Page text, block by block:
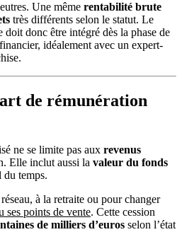
Une même rentabilité brute
très différents selon le statut. Le
donc être intégré dès la phase de
idéalement avec un expert-
de rémunération
ne se limite pas aux revenus
Elle inclut aussi la valeur du fonds
du temps.
à la retraite ou pour changer
ses points de vente. Cette cession
de milliers d’euros selon l’état